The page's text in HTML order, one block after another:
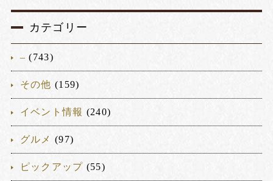
カテゴリー
– (743)
その他 (159)
イベント情報 (240)
グルメ (97)
ピックアップ (55)